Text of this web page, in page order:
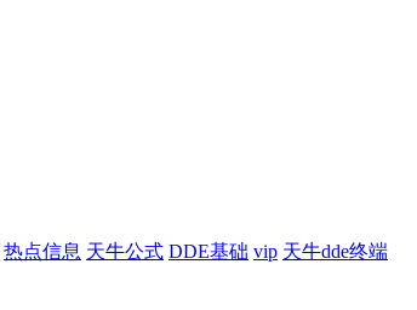
热点信息 天牛公式 DDE基础 vip 天牛dde终端